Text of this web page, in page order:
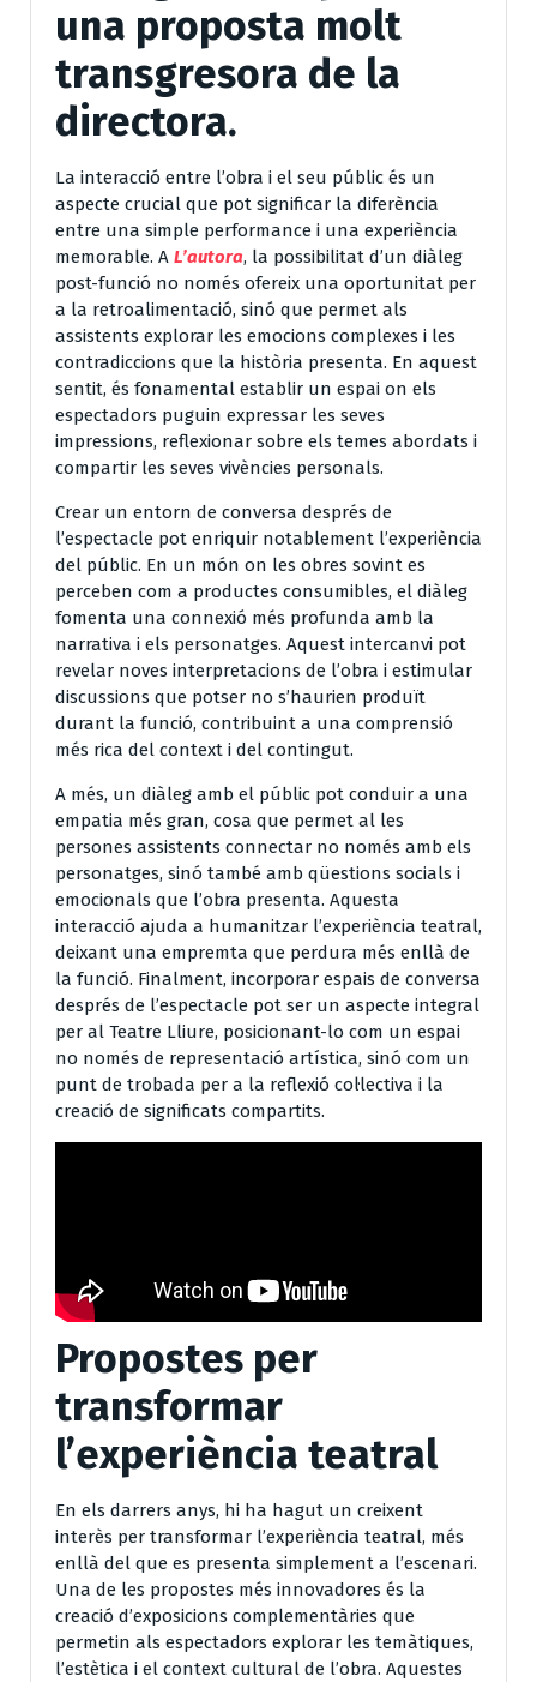
una proposta molt
transgresora de la
directora.
La interacció entre l’obra i el seu públic és un
aspecte crucial que pot significar la diferència
entre una simple performance i una experiència
memorable. A L’autora, la possibilitat d’un diàleg
post-funció no només ofereix una oportunitat per
a la retroalimentació, sinó que permet als
assistents explorar les emocions complexes i les
contradiccions que la història presenta. En aquest
sentit, és fonamental establir un espai on els
espectadors puguin expressar les seves
impressions, reflexionar sobre els temes abordats i
compartir les seves vivències personals.
Crear un entorn de conversa després de
l’espectacle pot enriquir notablement l’experiència
del públic. En un món on les obres sovint es
perceben com a productes consumibles, el diàleg
fomenta una connexió més profunda amb la
narrativa i els personatges. Aquest intercanvi pot
revelar noves interpretacions de l’obra i estimular
discussions que potser no s’haurien produït
durant la funció, contribuint a una comprensió
més rica del context i del contingut.
A més, un diàleg amb el públic pot conduir a una
empatia més gran, cosa que permet al les
persones assistents connectar no només amb els
personatges, sinó també amb qüestions socials i
emocionals que l’obra presenta. Aquesta
interacció ajuda a humanitzar l’experiència teatral,
deixant una empremta que perdura més enllà de
la funció. Finalment, incorporar espais de conversa
després de l’espectacle pot ser un aspecte integral
per al Teatre Lliure, posicionant-lo com un espai
no només de representació artística, sinó com un
punt de trobada per a la reflexió col·lectiva i la
creació de significats compartits.
Propostes per
transformar
l’experiència teatral
En els darrers anys, hi ha hagut un creixent
interès per transformar l’experiència teatral, més
enllà del que es presenta simplement a l’escenari.
Una de les propostes més innovadores és la
creació d’exposicions complementàries que
permetin als espectadors explorar les temàtiques,
l’estètica i el context cultural de l’obra. Aquestes